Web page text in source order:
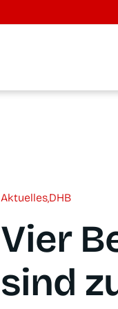
Aktu­el­les,DHB
Vier
sind